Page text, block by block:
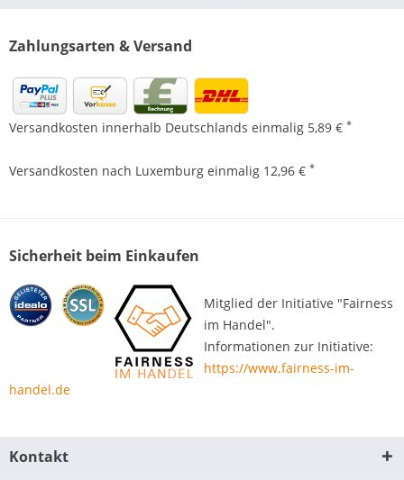
Zahlungsarten & Versand
Versandkosten innerhalb Deutschlands einmalig 5,89 € *
Versandkosten nach Luxemburg einmalig 12,96 € *
Sicherheit beim Einkaufen
Mitglied der Initiative "Fairness
im Handel".
Informationen zur Initiative:
https://www.fairness-im-
handel.de
Kontakt